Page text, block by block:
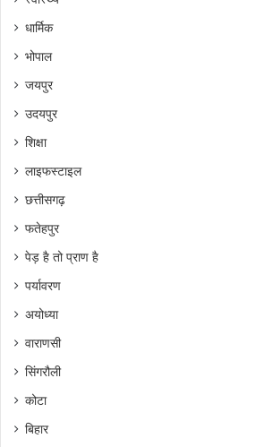
धार्मिक
भोपाल
जयपुर
उदयपुर
शिक्षा
लाइफस्टाइल
छत्तीसगढ़
फतेहपुर
पेड़ है तो प्राण है
पर्यावरण
अयोध्या
वाराणसी
सिंगरौली
कोटा
बिहार